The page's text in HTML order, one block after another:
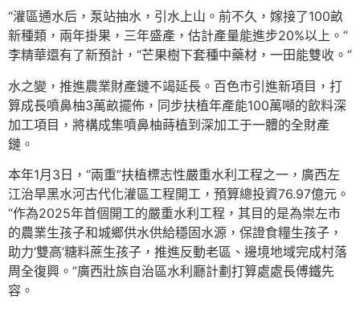
“灌區通水后，泵站抽水，引水上山。前不久，嫁接了100畝
新種類，兩年掛果，三年盛產，估計產量能進步20%以上。”
李精華還有了新預計，“芒果樹下套種中藥材，一田能雙收。”
水之變，推進農業財產鏈不竭延長。百色市引進新項目，打
算成長噴鼻柚3萬畝擺佈，同步扶植年產能100萬噸的飲料深
加工項目，將構成集噴鼻柚蒔植到深加工于一體的全財產
鏈。
本年1月3日，“兩重”扶植標志性嚴重水利工程之一，廣西左
江治旱黑水河古代化灌區工程開工，預算總投資76.97億元。
“作為2025年首個開工的嚴重水利工程，其目的是為崇左市
的農業生孩子和城鄉供水供給穩固水源，保證食糧生孩子，
助力‘雙高’糖料蔗生孩子，推進反動老區、邊境地域完成村落
周全復興。”廣西壯族自治區水利廳計劃打算處處長傅鐵先
容。